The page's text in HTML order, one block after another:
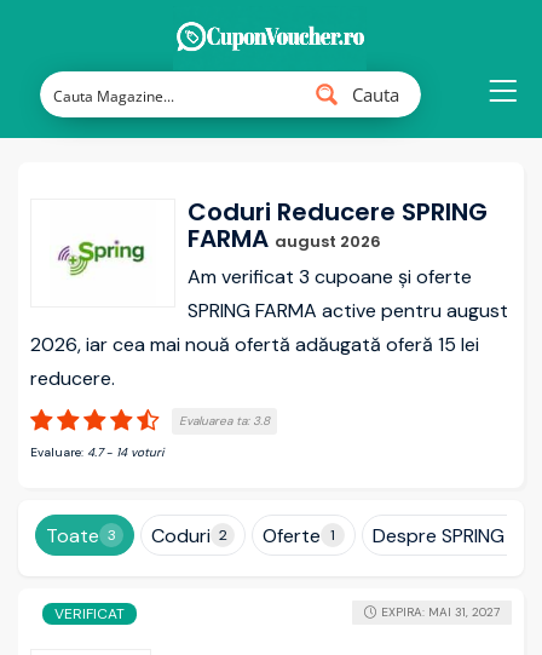
Cauta
Coduri Reducere SPRING
FARMA august 2026
Am verificat 3 cupoane și oferte
SPRING FARMA active pentru august
2026, iar cea mai nouă ofertă adăugată oferă 15 lei
reducere.
Evaluarea ta: 3.8
Evaluare: 4.7- 14 voturi
Toate 3 Coduri 2 Oferte 1 Despre SPRING
VERIFICAT EXPIRA: MAI 31, 2027